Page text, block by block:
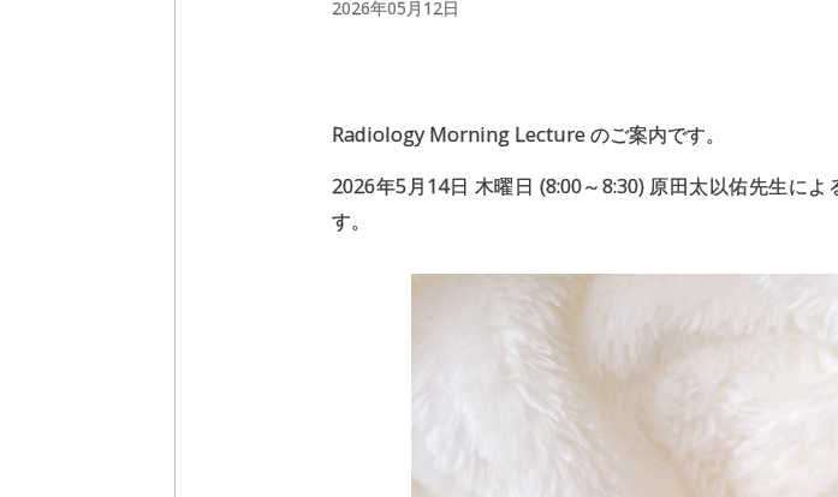
2026年05月12日
Radiology Morning Lecture のご案内です。
2026年5月14日 木曜日 (8:00～8:30) 原田太以佑先生に
す。